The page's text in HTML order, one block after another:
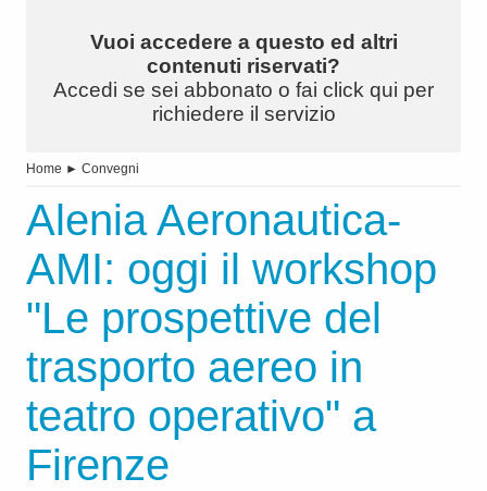
Vuoi accedere a questo ed altri
contenuti riservati?
Accedi se sei abbonato o fai click qui per
richiedere il servizio
Home ► Convegni
Alenia Aeronautica-
AMI: oggi il workshop
"Le prospettive del
trasporto aereo in
teatro operativo" a
Firenze